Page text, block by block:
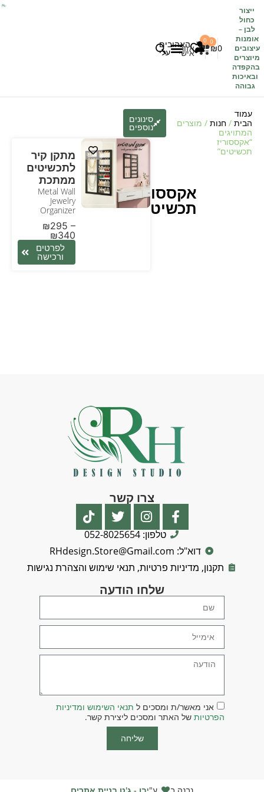
ייצור
כחול
לבן –
אומנות
עיצובים
מיוצרים
בהקפדה
ובאיכות
גבוהה
₪0
0 האהובים
עלי
0
אזור
אישי
עמוד
הבית / חנות / מוצרים
המתויגים
“אקססוריז
תכשיטים”
אקססוריז
תכשיטים
סינונים
נוספים
מתקן קיר
לתכשיטים
ממתכת
Metal Wall
Jewelry
Organizer
₪295 –
₪340
לפרטים
ורכישה
צרו קשר
טלפון: 052-8025654
דוא"ל: RHdesign.Store@Gmail.com
תקנון, מדיניות פרטיות, תנאי שימוש והצהרת נגישות
שלחו הודעה
אני מאשר/ת ומסכים ל תנאי השימוש ומדיניות
הפרטיות של האתר ומסכים ליצירת קשר.
שליחה